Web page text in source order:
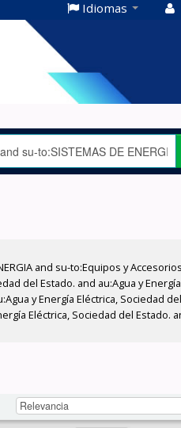
Idiomas
and su-to:Equipos y
del Estado. and au:Agua y
y Energía Eléctrica, Sociedad
Eléctrica, Sociedad del Estado.